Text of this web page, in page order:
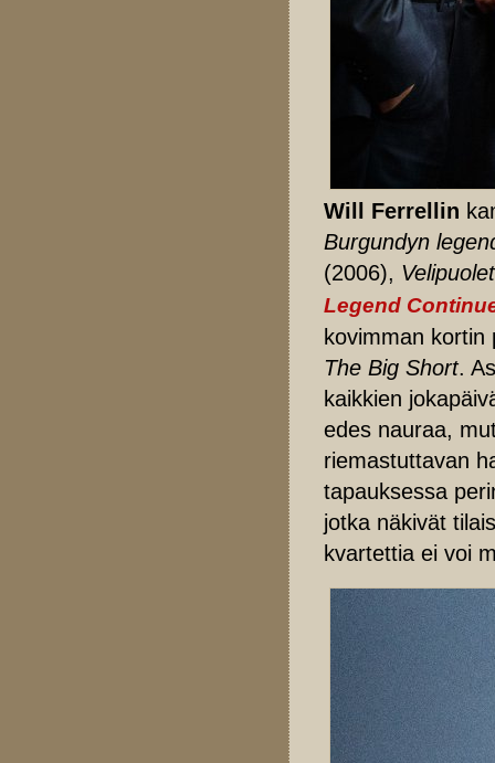
Will Ferrellin
Burgundyn
(2006), Velipuolet
Legend
kovimman kortin
The Big Short.
kaikkien
edes nauraa,
riemastuttavan
tapauksessa
jotka näkivät
kvartettia ei voi